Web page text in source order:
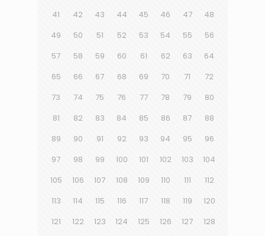
41
42 43 44 45 46 47
48
49
50 51 52 53 54 55
56
57
58 59 60 61 62 63
64
65
66 67 68 69 70 71
72
73
74 75 76 77 78 79
80
81
82 83 84 85 86 87
88
89
90 91 92 93 94 95
96
97
98 99 100 101 102 103
104
105
106 107 108 109 110 111
112
113
114 115 116 117 118 119
120
121
122 123 124 125 126 127
128